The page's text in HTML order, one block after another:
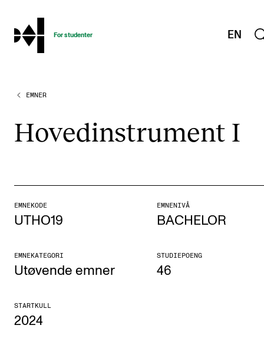
hjem
For studenter EN
STUDIENE
Studieplaner og emner
Tilrettelegging og fritak
Timeplaner og undervisning
Valgemner
Gjennomføre konserter og arrangementer
EMNER
Hoved­in­stru­ment I
EMNEKODE
UTHO19
EMNENIVÅ
BACHELOR
EMNEKATEGORI
Utøvende emner
STUDIEPOENG
46
STARTKULL
2024